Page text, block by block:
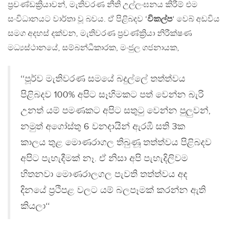
ප්‍රචණ්ඩක්‍රියාවන්, මැතිවරණ නීති උල්ලංඝනය කිරීම් එම
සංවිධානයට වාර්තා වූ බවය. ඒ පිළිබදව ‘විකල්ප‘ වෙබ් අඩවිය
සමග අදහස් දක්වන, මැතිවරණ ප්‍රචණ්ක්‍රියා නිරීක්ෂණ
මධ්‍යස්ථානයේ, සම්බන්ධීකාරක, මංජුල ගජනායක,
‘‘පූර්ව මැතිවරණ සමයේ බදුල්ලේ තත්ත්වය
පිළිබදව 100% අපිට සෑහිමකට පත් වෙන්න බැරි
උනත් යම් පමණකට අපිට සතුටු වෙන්න පුලුවන්,
නමුත් අගෝස්තු 6 වනදායින් ඇරඹී සති 3ක
කාලය තුළ මොණරාගල තිබුණූ තත්ත්වය පිළිබදව
අපිට පැහැදීමක් නෑ. ඒ නිසා අපි පැහැදිලිවම
හිතනවා මොණරාලගල පැවති තත්ත්වය අද
දිනයේ ප්‍රථිපළ වලට යම් බලපෑමක් කරන්න ඇති
කියලා‘‘